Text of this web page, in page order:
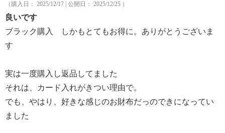
（購入日： 2025/12/17 | 公開日： 2025/12/25 ）
良いです
ブラック購入 しかもとてもお得に。ありがとうございま
す
実は一度購入し返品してました
それは、カード入れがきつい理由で。
でも、やはり、好きな感じのお財布だっのできになってい
ました